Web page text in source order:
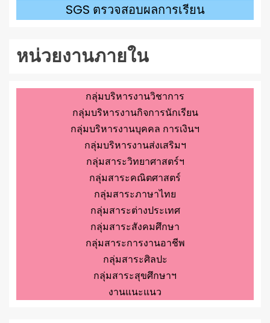
SGS ตรวจสอบผลการเรียน
หน่วยงานภายใน
กลุ่มบริหารงานวิชาการ
กลุ่มบริหารงานกิจการนักเรียน
กลุ่มบริหารงานบุคคล การเงินฯ
กลุ่มบริหารงานส่งเสริมฯ
กลุ่มสาระวิทยาศาสตร์ฯ
กลุ่มสาระคณิตศาสตร์
กลุ่มสาระภาษาไทย
กลุ่มสาระต่างประเทศ
กลุ่มสาระสังคมศึกษา
กลุ่มสาระการงานอาชีพ
กลุ่มสาระศิลปะ
กลุ่มสาระสุขศึกษาฯ
งานแนะแนว